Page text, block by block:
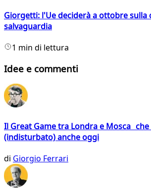
Giorgetti: l'Ue deciderà a ottobre sulla
salvaguardia
1 min di lettura
Idee e commenti
Il Great Game tra Londra e Mosca
(indisturbato) anche oggi
di Giorgio Ferrari